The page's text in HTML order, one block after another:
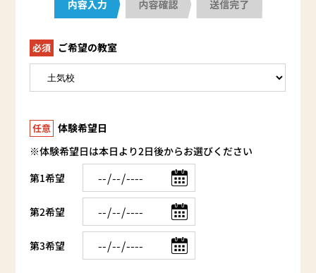
必須 ご希望の教室
任意 体験希望日
※体験希望日は本日より2日後からお選びください
第1希望
第2希望
第3希望